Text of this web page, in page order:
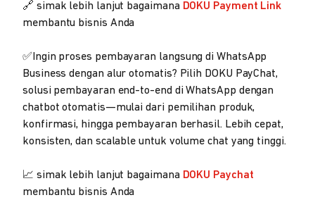
🔗 simak lebih lanjut bagaimana DOKU Payment Link
membantu bisnis Anda
✅Ingin proses pembayaran langsung di WhatsApp
Business dengan alur otomatis? Pilih DOKU PayChat,
solusi pembayaran end-to-end di WhatsApp dengan
chatbot otomatis—mulai dari pemilihan produk,
konfirmasi, hingga pembayaran berhasil. Lebih cepat,
konsisten, dan scalable untuk volume chat yang tinggi.
📈 simak lebih lanjut bagaimana DOKU Paychat
membantu bisnis Anda